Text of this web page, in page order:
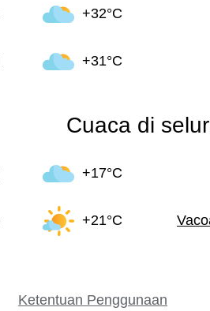
+32°C
+31°C
Cuaca di
+17°C
+21°C
Ketentuan Penggunaan